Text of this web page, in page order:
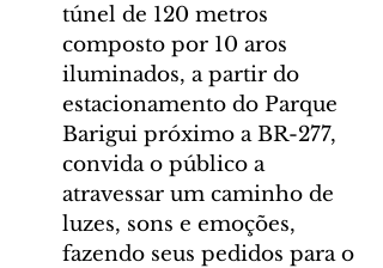
túnel de 120 metros
composto por 10 aros
iluminados, a partir do
estacionamento do Parque
Barigui próximo a BR-277,
convida o público a
atravessar um caminho de
luzes, sons e emoções,
fazendo seus pedidos para o